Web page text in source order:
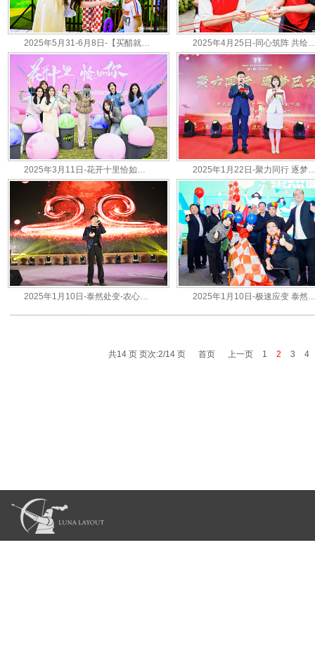
2025年5月31-6月8日-【买醋就选水塔0添加】-2025年水塔绿色零添加新品推广活动-北京站-北京物美超市... 2025年4月25日-同心筑阵 共绘乾景-乾景防务2025年度
2025年3月11日-花开十里恰如你 延长石油产品经销公司“三八”国际劳动妇女节主题活动... 2025年1月22日-聚力同行 逐梦巳方-陕西蔚蓝节能环境科技集团
2025年1月10日-泰然处变-农心科技2025年度盛典-西安斯瑞特国际酒店... 2025年1月10日-极速应变 泰然破局-农心科技健康生活季-
共14 页 页次:2/14 页 首页 上一页 1 2 3 4